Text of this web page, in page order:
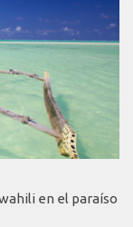
en el paraíso